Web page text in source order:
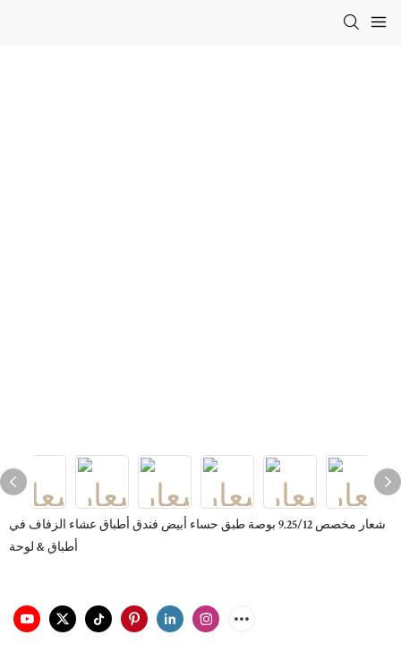
شعار مخصص 9.25/12 بوصة طبق حساء أبيض فندق أطباق عشاء الزفاف في
أطباق & لوحة